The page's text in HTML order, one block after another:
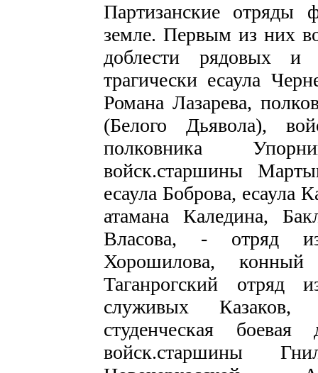
Партизанские отряды
земле. Первым из них
доблести рядовых и
трагически есаула
Романа Лазарева,
(Белого Дьявола),
полковника
войск.старшины
есаула Боброва, есаула
атамана Каледина,
Власова, - отряд
Хорошилова,
Таганрогский отряд
служивых Казаков,
студенческая
войск.старшины